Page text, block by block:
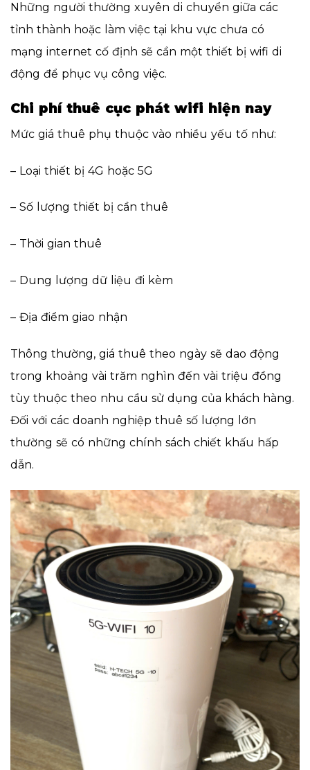
Những người thường xuyên di chuyển giữa các
tỉnh thành hoặc làm việc tại khu vực chưa có
mạng internet cố định sẽ cần một thiết bị wifi di
động để phục vụ công việc.
Chi phí thuê cục phát wifi hiện nay
Mức giá thuê phụ thuộc vào nhiều yếu tố như:
– Loại thiết bị 4G hoặc 5G
– Số lượng thiết bị cần thuê
– Thời gian thuê
– Dung lượng dữ liệu đi kèm
– Địa điểm giao nhận
Thông thường, giá thuê theo ngày sẽ dao động
trong khoảng vài trăm nghìn đến vài triệu đồng
tùy thuộc theo nhu cầu sử dụng của khách hàng.
Đối với các doanh nghiệp thuê số lượng lớn
thường sẽ có những chính sách chiết khấu hấp
dẫn.